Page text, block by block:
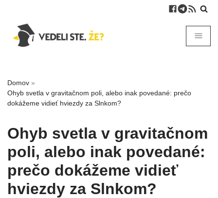
Domov »
Ohyb svetla v gravitačnom poli, alebo inak povedané: prečo
dokážeme vidieť hviezdy za Slnkom?
Ohyb svetla v gravitačnom
poli, alebo inak povedané:
prečo dokážeme vidieť
hviezdy za Slnkom?